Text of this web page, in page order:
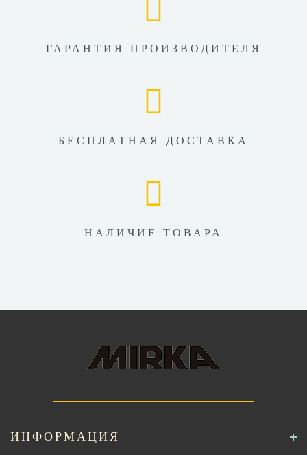
ГАРАНТИЯ ПРОИЗВОДИТЕЛЯ
БЕСПЛАТНАЯ ДОСТАВКА
НАЛИЧИЕ ТОВАРА
ИНФОРМАЦИЯ